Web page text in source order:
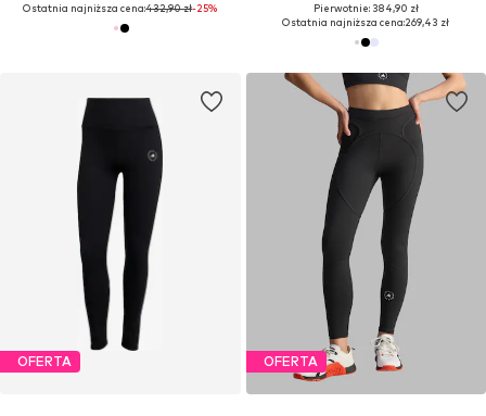
Ostatnia najniższa cena:432,90 zł-25%
Pierwotnie: 384,90 zł
Ostatnia najniższa cena:269,43 zł
OFERTA OFERTA